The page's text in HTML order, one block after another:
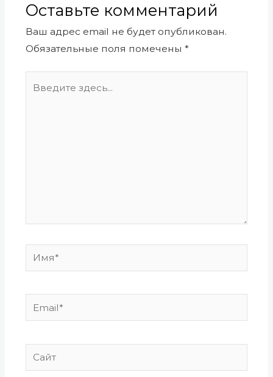
Оставьте комментарий
Ваш адрес email не будет опубликован.
Обязательные поля помечены *
Имя*
Email*
Сайт